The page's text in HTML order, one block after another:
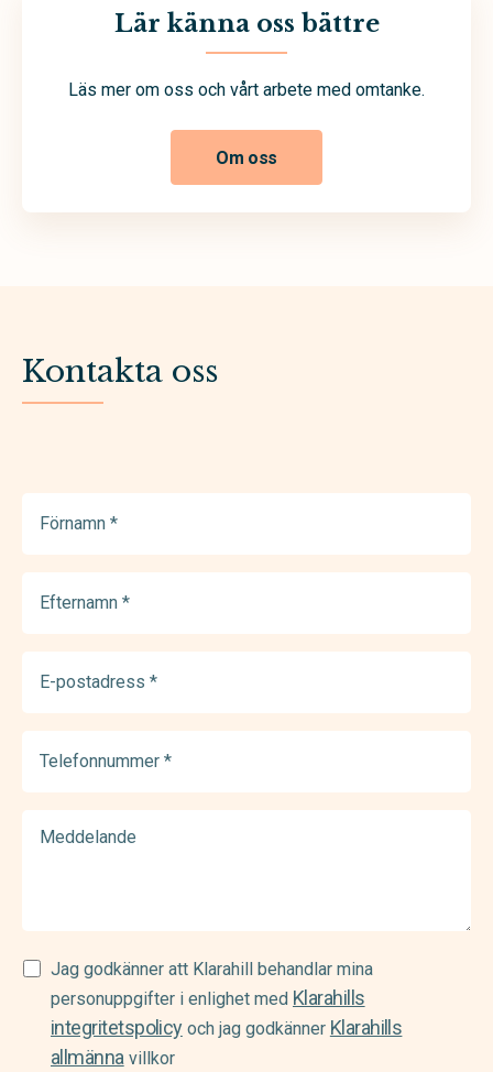
Lär känna oss bättre
Läs mer om oss och vårt arbete med omtanke.
Om oss
Kontakta oss
(Required)
(Required)
postadress
(Required)
Samtycke
(Required)
Jag godkänner att Klarahill behandlar mina
personuppgifter i enlighet med Klarahills
integritetspolicyoch jag godkänner Klarahills
allmännavillkor